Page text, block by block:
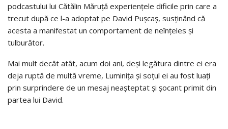
podcastului lui Cătălin Măruță experiențele dificile prin care a
trecut după ce l-a adoptat pe David Pușcaș, susținând că
acesta a manifestat un comportament de neînțeles și
tulburător.
Mai mult decât atât, acum doi ani, deși legătura dintre ei era
deja ruptă de multă vreme, Luminița și soțul ei au fost luați
prin surprindere de un mesaj neașteptat și șocant primit din
partea lui David.